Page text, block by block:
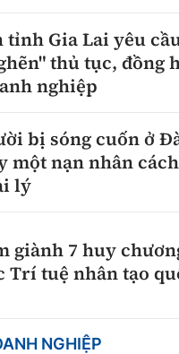
tỉnh Gia Lai yêu
thủ tục, đồng
nghiệp
bị sóng cuốn ở
một nạn nhân
lý
giành 7 huy
Trí tuệ nhân tạo
NGHIỆP